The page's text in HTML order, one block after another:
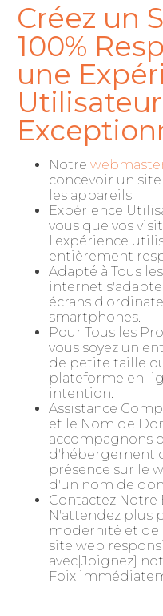
Créez un
100%
une
Utilisateur
Notre
concevoir un
les appareils.
Expérience
vous que vos
l'expérience
entièrement
Adapté à Tous
internet
écrans
smartphones.
Pour Tous les
vous soyez un
de petite taille
plateforme en
intention.
Assistance
et le Nom de
accompagnons
d'hébergement
présence sur le
d'un nom de
Contactez Notre
N'attendez plus
modernité et de
site web
avec|Joignez}
Foix